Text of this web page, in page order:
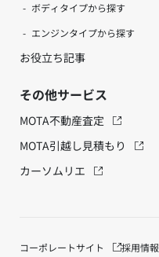
ボディタイプから探す
エンジンタイプから探す
お役立ち記事
その他サービス
MOTA不動産査定
MOTA引越し見積もり
カーソムリエ
コーポレートサイト 採用情報